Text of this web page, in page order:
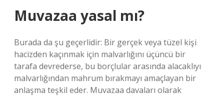
Muvazaa yasal mı?
Burada da şu geçerlidir: Bir gerçek veya tüzel kişi
hacizden kaçınmak için malvarlığını üçüncü bir
tarafa devrederse, bu borçlular arasında alacaklıyı
malvarlığından mahrum bırakmayı amaçlayan bir
anlaşma teşkil eder. Muvazaa davaları olarak